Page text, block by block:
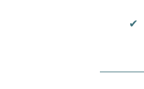
✔